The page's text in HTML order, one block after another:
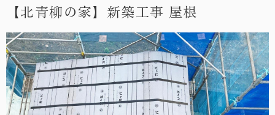
【北青柳の家】新築工事 屋根
- コンセプトハウス事
業
- 家・不動産の利活用
- コンセプトハウス6
- コンセプトハウス5
- ギャラリー&工房
・お客さまの声
・リクルート
・会社概要